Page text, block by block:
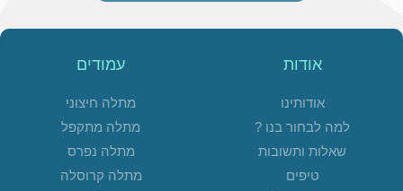
אודות
אודותינו
למה לבחור בנו ?
שאלות ותשובות
טיפים
עמודים
מתלה חיצוני
מתלה מתקפל
מתלה נפרס
מתלה קרוסלה